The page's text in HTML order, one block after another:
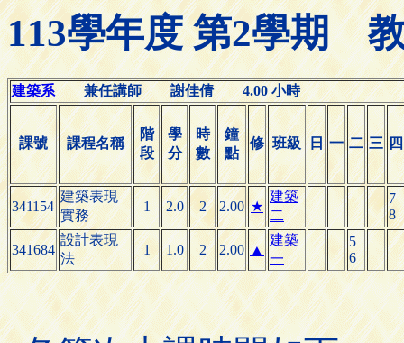
113學年度 第2學期
建築系兼任講師 謝佳倩 4.00 小時
課號 課程名稱
階
段
學
分
時
數
鐘
點
修 班級 日 一 二 三 四
341154
建築表現
實務
1 2.0 2 2.00 ★
建築
二
7
8
341684
設計表現
法
1 1.0 2 2.00 ▲
建築
一
5
6